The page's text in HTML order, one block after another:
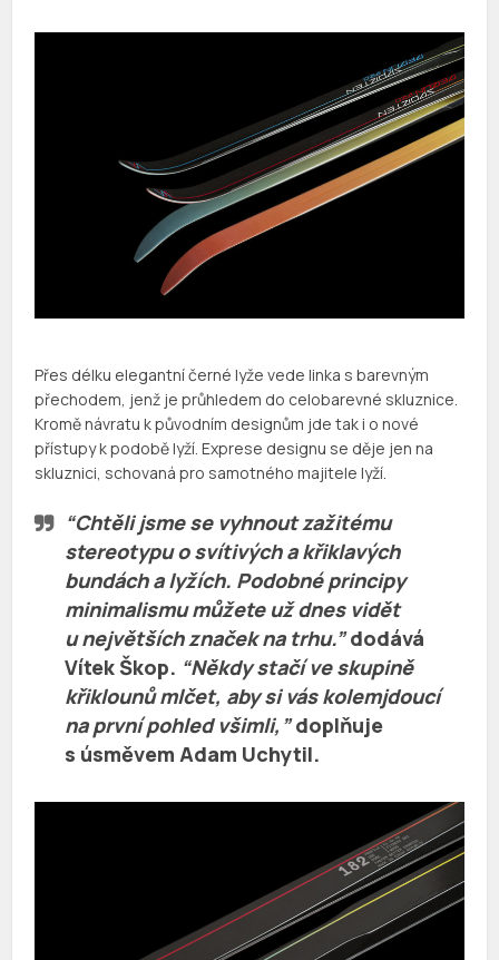
Přes délku elegantní černé lyže vede linka s barevným
přechodem, jenž je průhledem do celobarevné skluznice.
Kromě návratu k původním designům jde tak i o nové
přístupy k podobě lyží. Exprese designu se děje jen na
skluznici, schovaná pro samotného majitele lyží.
“Chtěli jsme se vyhnout zažitému
stereotypu o svítivých a křiklavých
bundách a lyžích. Podobné principy
minimalismu můžete už dnes vidět
u největších značek na trhu.”dodává
Vítek Škop. “Někdy stačí ve skupině
křiklounů mlčet, aby si vás kolemjdoucí
na první pohled všimli,”doplňuje
s úsměvemAdam Uchytil.